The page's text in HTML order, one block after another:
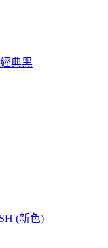
典黑
(新色)